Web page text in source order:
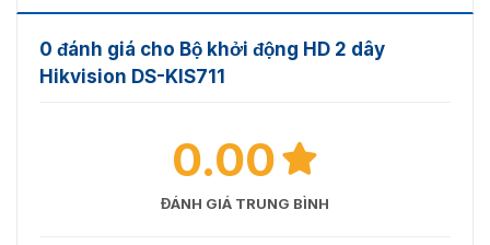
Đèn bổ sung chiếu sáng thấp,
Độ phân giải
Hỗ trợ
0 đánh giá cho Bộ khởi động HD 2 dây
Hikvision DS-KIS711
0.00
ĐÁNH GIÁ TRUNG BÌNH